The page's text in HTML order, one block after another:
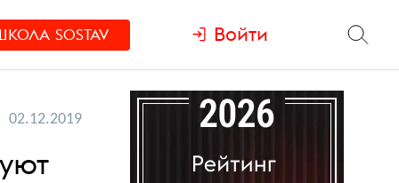
SOSTAV Войти
02.12.2019